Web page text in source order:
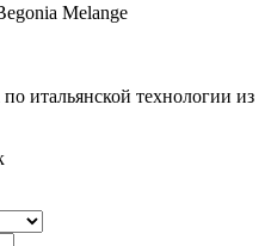
Melange
итальянской технологии из